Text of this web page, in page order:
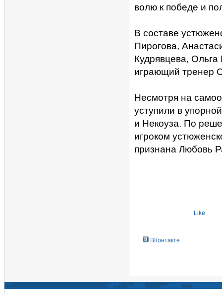
волю к победе и
В составе
Пирогова,
Кудрявцева,
играющий тренер
Несмотря на
уступили в
и Некоуза. По
игроком
признана Любовь
Like
ВКонтакте